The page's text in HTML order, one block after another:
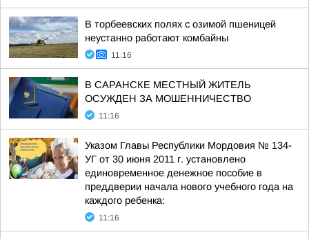
В торбеевских полях с озимой пшеницей
неустанно работают комбайны
11:16
В САРАНСКЕ МЕСТНЫЙ ЖИТЕЛЬ
ОСУЖДЕН ЗА МОШЕННИЧЕСТВО
11:16
Указом Главы Республики Мордовия № 134-
УГ от 30 июня 2011 г. установлено
единовременное денежное пособие в
преддверии начала нового учебного года на
каждого ребенка:
11:16